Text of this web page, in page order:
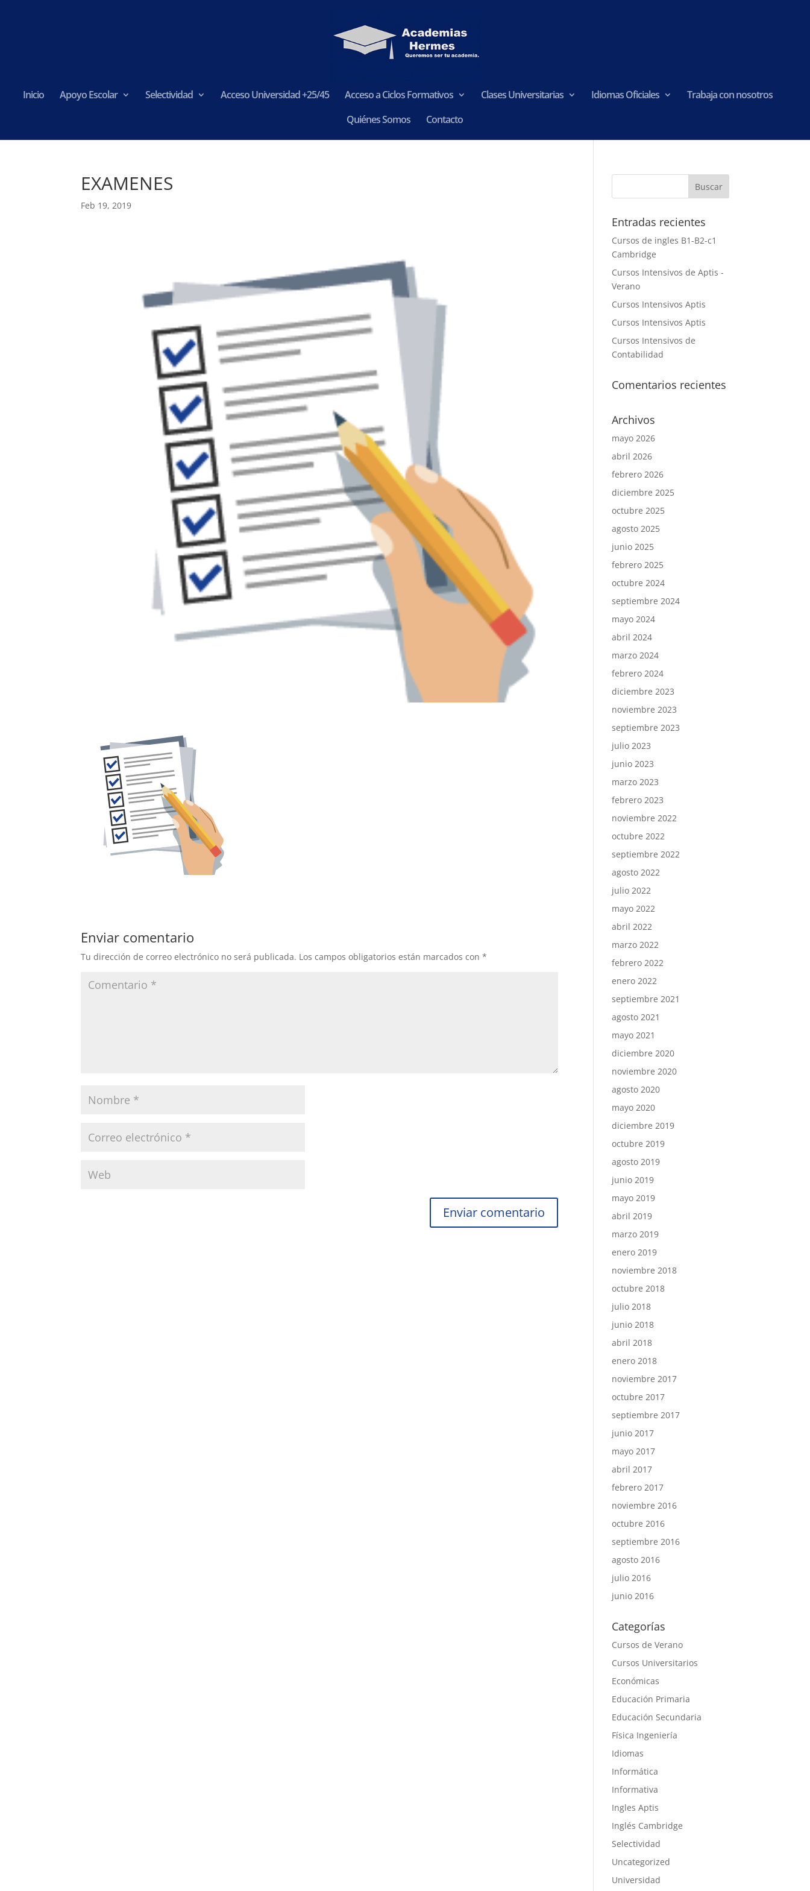
Inicio Apoyo Escolar Selectividad Acceso Universidad +25/45 Acceso a Ciclos Formativos Clases Universitarias Idiomas Oficiales
Trabaja con nosotros
Quiénes Somos
Contacto
EXAMENES
Feb 19, 2019
Enviar comentario
Tu dirección de correo electrónico no será publicada. Los campos obligatorios están marcados con*
Entradas recientes
Cursos de ingles B1-B2-c1
Cambridge
Cursos Intensivos de Aptis -
Verano
Cursos Intensivos Aptis
Cursos Intensivos Aptis
Cursos Intensivos de
Contabilidad
Comentarios recientes
Archivos
mayo 2026
abril 2026
febrero 2026
diciembre 2025
octubre 2025
agosto 2025
junio 2025
febrero 2025
octubre 2024
septiembre 2024
mayo 2024
abril 2024
marzo 2024
febrero 2024
diciembre 2023
noviembre 2023
septiembre 2023
julio 2023
junio 2023
marzo 2023
febrero 2023
noviembre 2022
octubre 2022
septiembre 2022
agosto 2022
julio 2022
mayo 2022
abril 2022
marzo 2022
febrero 2022
enero 2022
septiembre 2021
agosto 2021
mayo 2021
diciembre 2020
noviembre 2020
agosto 2020
mayo 2020
diciembre 2019
octubre 2019
agosto 2019
junio 2019
mayo 2019
abril 2019
marzo 2019
enero 2019
noviembre 2018
octubre 2018
julio 2018
junio 2018
abril 2018
enero 2018
noviembre 2017
octubre 2017
septiembre 2017
junio 2017
mayo 2017
abril 2017
febrero 2017
noviembre 2016
octubre 2016
septiembre 2016
agosto 2016
julio 2016
junio 2016
Categorías
Cursos de Verano
Cursos Universitarios
Económicas
Educación Primaria
Educación Secundaria
Física Ingeniería
Idiomas
Informática
Informativa
Ingles Aptis
Inglés Cambridge
Selectividad
Uncategorized
Universidad